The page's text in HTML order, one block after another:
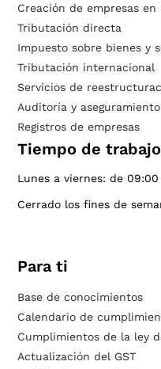
Creación de empresas en
Tributación directa
Impuesto sobre bienes y
Tributación internacional
Servicios de
Auditoría y aseguramiento
Registros de empresas
Tiempo de trabajo
Lunes a viernes: de
Cerrado los fines de
Para ti
Base de conocimientos
Calendario de
Cumplimientos de la ley
Actualización del GST